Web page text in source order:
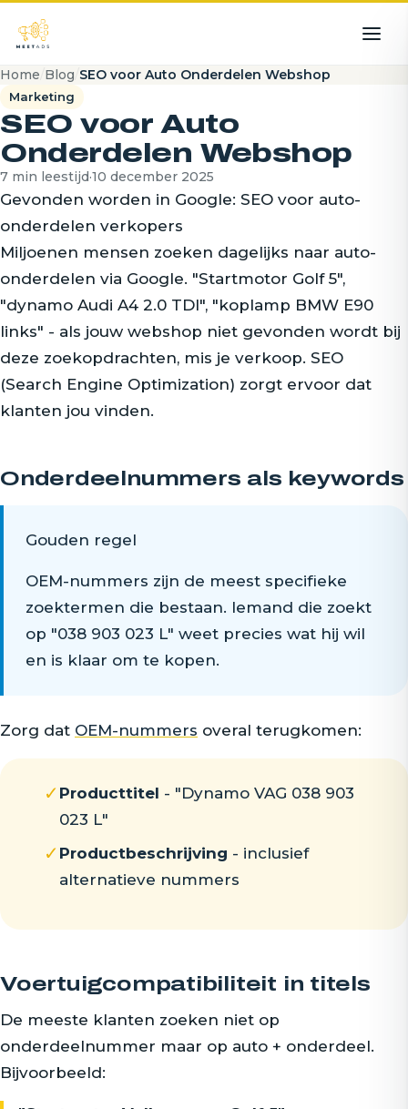
Home Blog SEO voor Auto Onderdelen Webshop
Marketing
SEO voor Auto
Onderdelen Webshop
7 min leestijd·10 december 2025
Gevonden worden in Google: SEO voor auto-
onderdelen verkopers
Miljoenen mensen zoeken dagelijks naar auto-
onderdelen via Google. "Startmotor Golf 5",
"dynamo Audi A4 2.0 TDI", "koplamp BMW E90
links" - als jouw webshop niet gevonden wordt bij
deze zoekopdrachten, mis je verkoop. SEO
(Search Engine Optimization) zorgt ervoor dat
klanten jou vinden.
Onderdeelnummers als keywords
Gouden regel
OEM-nummers zijn de meest specifieke
zoektermen die bestaan. Iemand die zoekt
op "038 903 023 L" weet precies wat hij wil
en is klaar om te kopen.
Zorg dat OEM-nummers overal terugkomen:
✓ Producttitel - "Dynamo VAG 038 903
023 L"
✓ Productbeschrijving - inclusief
alternatieve nummers
Voertuigcompatibiliteit in titels
De meeste klanten zoeken niet op
onderdeelnummer maar op auto + onderdeel.
Bijvoorbeeld: